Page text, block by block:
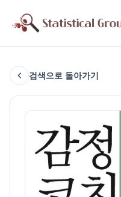
검색으로 돌아가기